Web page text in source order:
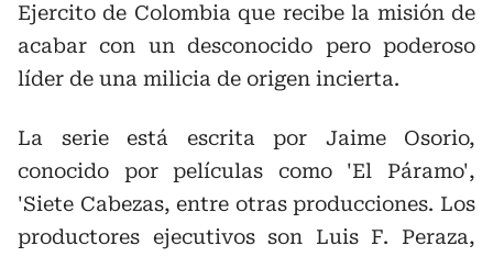
Ejercito de Colombia que recibe la misión de
acabar con un desconocido pero poderoso
líder de una milicia de origen incierta.
La serie está escrita por Jaime Osorio,
conocido por películas como 'El Páramo',
'Siete Cabezas, entre otras producciones. Los
productores ejecutivos son Luis F. Peraza,